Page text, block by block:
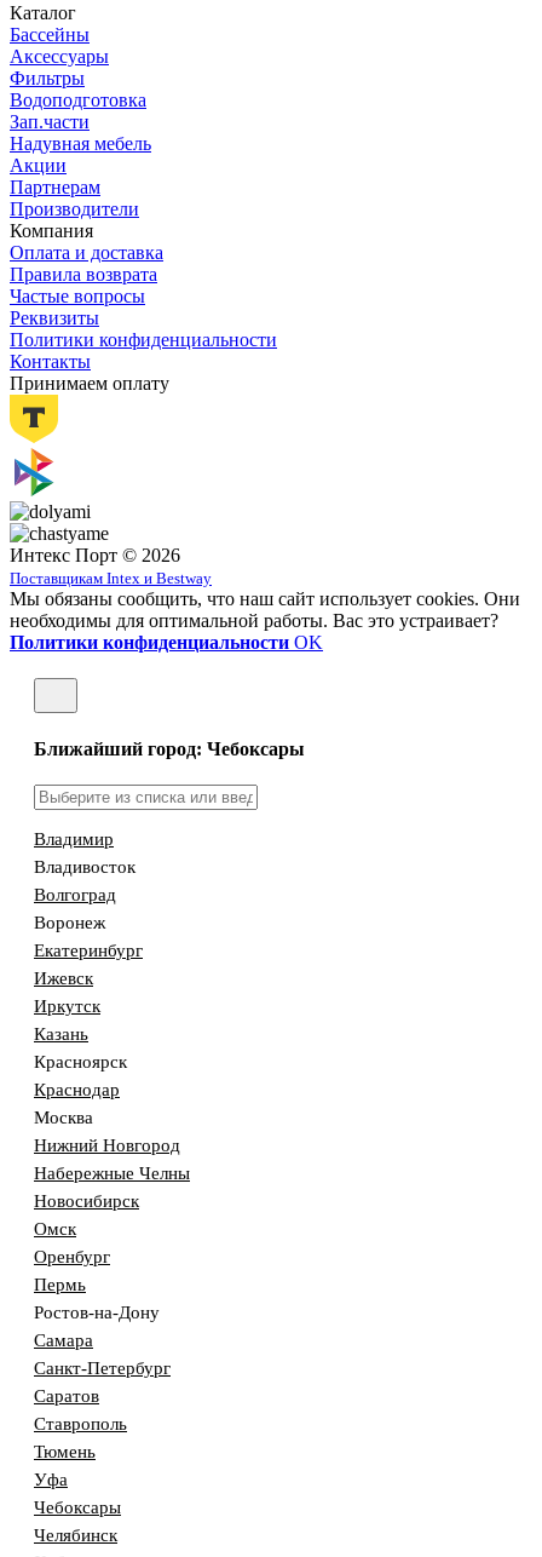
Каталог
Бассейны
Аксессуары
Фильтры
Водоподготовка
Зап.части
Надувная мебель
Акции
Партнерам
Производители
Компания
Оплата и доставка
Правила возврата
Частые вопросы
Реквизиты
Политики конфиденциальности
Контакты
Принимаем оплату
Интекс Порт © 2026
Поставщикам Intex и Bestway
Мы обязаны сообщить, что наш сайт использует cookies. Они
необходимы для оптимальной работы. Вас это устраивает?
Политики конфиденциальности OK
Ближайший город: Чебоксары
Владимир
Владивосток
Волгоград
Воронеж
Екатеринбург
Ижевск
Иркутск
Казань
Красноярск
Краснодар
Москва
Нижний Новгород
Набережные Челны
Новосибирск
Омск
Оренбург
Пермь
Ростов-на-Дону
Самара
Санкт-Петербург
Саратов
Ставрополь
Тюмень
Уфа
Чебоксары
Челябинск